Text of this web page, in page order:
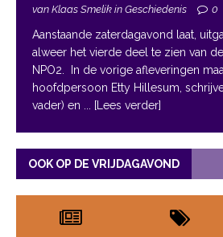
van Klaas Smelik in Geschiedenis 0
Aanstaande zaterdagavond laat,
alweer het vierde deel te zien van de
NPO2. In de vorige afleveringen
hoofdpersoon Etty Hillesum,
vader) en ... [Lees verder]
OOK OP DE VRIJDAGAVOND